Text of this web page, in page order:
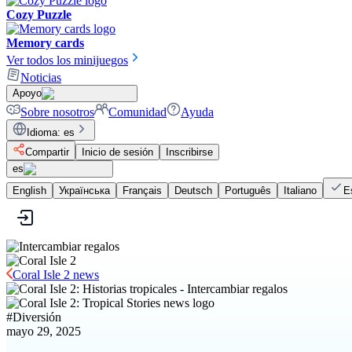
Cozy Puzzle
Memory cards
Ver todos los minijuegos
Noticias
Apoyo
Sobre nosotros Comunidad Ayuda
Idioma: es
Compartir
Inicio de sesión
Inscribirse
es
English
Українська Français Deutsch Português Italiano
Coral Isle 2 news
#Diversión
mayo 29, 2025